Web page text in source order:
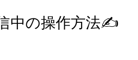
中の操作方法✍️